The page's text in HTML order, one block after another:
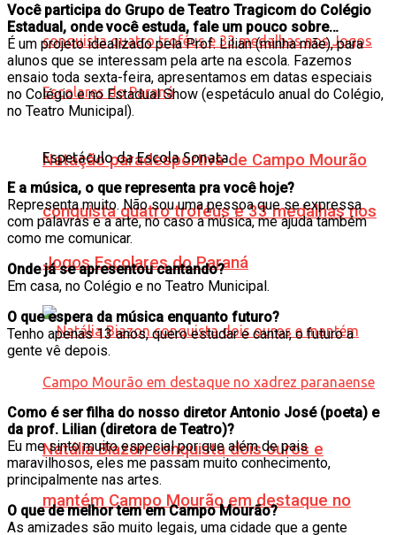
Natação paradesportiva de Campo Mourão
conquista quatro troféus e 33 medalhas nos
Jogos Escolares do Paraná
Natália Biazon conquista dois ouros e
mantém Campo Mourão em destaque no
Você participa do Grupo de Teatro Tragicom do Colégio
Estadual, onde você estuda, fale um pouco sobre…
É um projeto idealizado pela Prof. Lilian (minha mãe), para
alunos que se interessam pela arte na escola. Fazemos
ensaio toda sexta-feira, apresentamos em datas especiais
no Colégio e no Estadual Show (espetáculo anual do Colégio,
no Teatro Municipal).
Espetáculo da Escola Sonata.
E a música, o que representa pra você hoje?
Representa muito. Não sou uma pessoa que se expressa
com palavras e a arte, no caso a música, me ajuda também
como me comunicar.
Onde já se apresentou cantando?
Em casa, no Colégio e no Teatro Municipal.
O que espera da música enquanto futuro?
Tenho apenas 13 anos, quero estudar e cantar, o futuro a
gente vê depois.
Como é ser filha do nosso diretor Antonio José (poeta) e
da prof. Lilian (diretora de Teatro)?
Eu me sinto muito especial por que além de pais
maravilhosos, eles me passam muito conhecimento,
principalmente nas artes.
O que de melhor tem em Campo Mourão?
As amizades são muito legais, uma cidade que a gente